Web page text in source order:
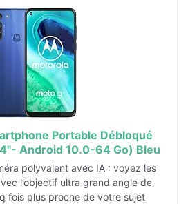
Portable Débloqué
Android 10.0-64 Go) Bleu
polyvalent avec IA : voyez les
l’objectif ultra grand angle de
fois plus proche de votre sujet